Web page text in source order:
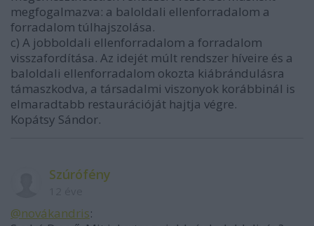
megfogalmazva: a baloldali ellenforradalom a
forradalom túlhajszolása.
c) A jobboldali ellenforradalom a forradalom
visszafordítása. Az idejét múlt rendszer híveire és a
baloldali ellenforradalom okozta kiábrándulásra
támaszkodva, a társadalmi viszonyok korábbinál is
elmaradtabb restaurációját hajtja végre.
Kopátsy Sándor.
Szúrófény
@novákandris: